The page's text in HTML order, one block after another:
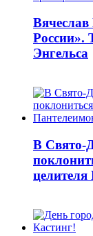
России».
Энгельса
В Свято-